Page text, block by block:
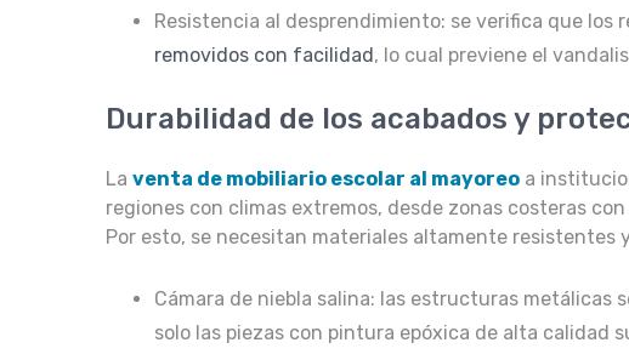
Resistencia al desprendimiento: se verifica que los
removidos con facilidad, lo cual previene el
Durabilidad de los acabados y
La venta de mobiliario escolar al mayoreo a
regiones con climas extremos, desde zonas costeras
Por esto, se necesitan materiales altamente resistentes
Cámara de niebla salina: las estructuras metálicas
solo las piezas con pintura epóxica de alta calidad